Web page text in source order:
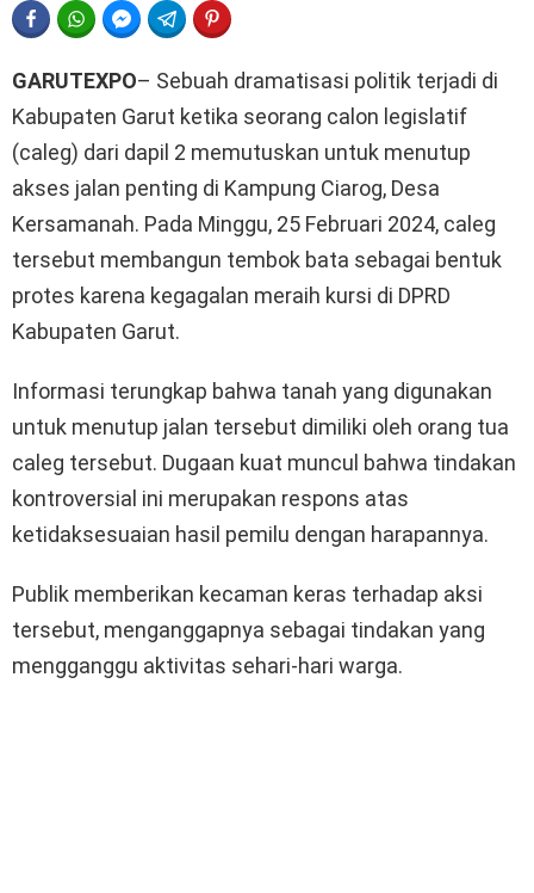
FACEBOOKWHATSAPPFACEBOOK MESSENGER
TELEGRAM
GARUTEXPO– Sebuah dramatisasi politik terjadi di
Kabupaten Garut ketika seorang calon legislatif
(caleg) dari dapil 2 memutuskan untuk menutup
akses jalan penting di Kampung Ciarog, Desa
Kersamanah. Pada Minggu, 25 Februari 2024, caleg
tersebut membangun tembok bata sebagai bentuk
protes karena kegagalan meraih kursi di DPRD
Kabupaten Garut.
Informasi terungkap bahwa tanah yang digunakan
untuk menutup jalan tersebut dimiliki oleh orang tua
caleg tersebut. Dugaan kuat muncul bahwa tindakan
kontroversial ini merupakan respons atas
ketidaksesuaian hasil pemilu dengan harapannya.
Publik memberikan kecaman keras terhadap aksi
tersebut, menganggapnya sebagai tindakan yang
mengganggu aktivitas sehari-hari warga.